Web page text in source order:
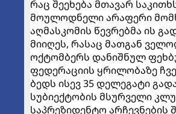
რაც შეეხება მთავარ
მოულოდნელი არაფერი
აღმასკომის წევრებმა ის
მიიღეს, რასაც მათგან
ოქტომბერს დანიშნულ
ფედერაციის ყრილობაზე
ბედს ისევ 35 დელეგატი
სუბიექტობის მსურველი
საპრეზიდენტო არჩევნების